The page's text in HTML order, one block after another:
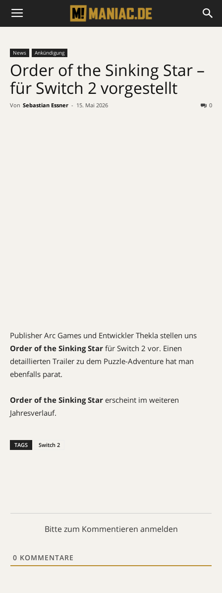
News Ankündigung
Order of the Sinking Star –
für Switch 2 vorgestellt
Von Sebastian Essner - 15. Mai 2026 0
Publisher Arc Games und Entwickler Thekla stellen uns
Order of the Sinking Star für Switch 2 vor. Einen
detaillierten Trailer zu dem Puzzle-Adventure hat man
ebenfalls parat.
Order of the Sinking Star erscheint im weiteren
Jahresverlauf.
TAGS Switch 2
Bitte zum Kommentieren anmelden
0 KOMMENTARE